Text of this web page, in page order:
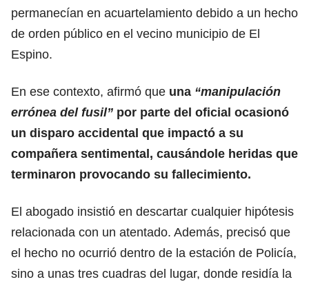
permanecían en acuartelamiento debido a un hecho
de orden público en el vecino municipio de El
Espino.
En ese contexto, afirmó que una “manipulación
errónea del fusil” por parte del oficial ocasionó
un disparo accidental que impactó a su
compañera sentimental, causándole heridas que
terminaron provocando su fallecimiento.
El abogado insistió en descartar cualquier hipótesis
relacionada con un atentado. Además, precisó que
el hecho no ocurrió dentro de la estación de Policía,
sino a unas tres cuadras del lugar, donde residía la